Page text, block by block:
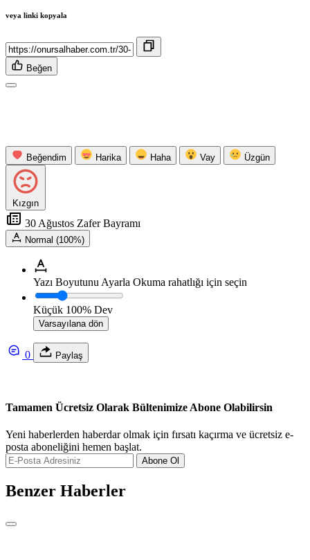
veya linki kopyala
Beğen
Beğendim Harika Haha Vay Üzgün
Kızgın
30 Ağustos Zafer Bayramı
Normal (100%)
Yazı Boyutunu Ayarla Okuma rahatlığı için seçin
Küçük 100% Dev
Varsayılana dön
0 Paylaş
Tamamen Ücretsiz Olarak Bültenimize Abone Olabilirsin
Yeni haberlerden haberdar olmak için fırsatı kaçırma ve ücretsiz e-
posta aboneliğini hemen başlat.
Abone Ol
Benzer Haberler